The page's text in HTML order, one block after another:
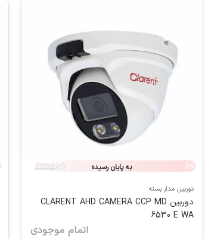
به پایان رسیده
دوربین مدار بسته
دوربین CLARENT AHD CAMERA CCP MD
6530 E WA
اتمام موجودی